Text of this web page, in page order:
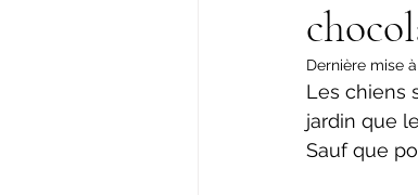
Dernière mise
Les chiens
jardin que
Sauf